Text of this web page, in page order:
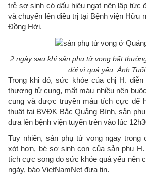
trẻ sơ sinh có dấu hiệu ngạt nên lập
và chuyển lên điều trị tại Bệnh viện Hữu
Đồng Hới.
2 ngày sau khi sản phụ tử vong bất
đời vì quá yếu. Ảnh
Trong khi đó, sức khỏe của chị H.
thương tử cung, mất máu nhiều nên
cung và được truyền máu tích cực để
thuật tại BVĐK Bắc Quảng Bình, sản
đưa lên bệnh viện tuyến trên vào lúc
Tuy nhiên, sản phụ tử vong ngay trong
xót hơn, bé sơ sinh con của sản phụ
tích cực song do sức khỏe quá yếu nên
ngày, báo VietNamNet đưa tin.